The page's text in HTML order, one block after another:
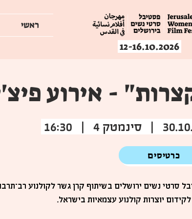
ראשי
12-16.10.2026
- אירוע
כרטיסים
סרטי נשים ירושלים בשיתוף קרן גשר לקולנוע
יוצרות קולנוע עצמאיות בישראל.